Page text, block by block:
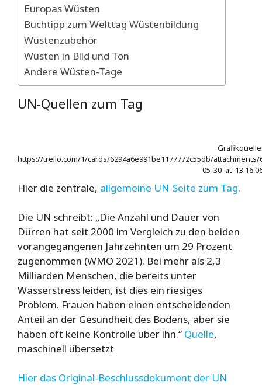
Europas Wüsten
Buchtipp zum Welttag Wüstenbildung
Wüstenzubehör
Wüsten in Bild und Ton
Andere Wüsten-Tage
UN-Quellen zum Tag
https://trello.com/1/cards/6294a6e991be1177772c55db/
05-
Hier die zentrale, allgemeine UN-Seite zum Tag.
Die UN schreibt: „Die Anzahl und Dauer von
Dürren hat seit 2000 im Vergleich zu den beiden
vorangegangenen Jahrzehnten um 29 Prozent
zugenommen (WMO 2021). Bei mehr als 2,3
Milliarden Menschen, die bereits unter
Wasserstress leiden, ist dies ein riesiges
Problem. Frauen haben einen entscheidenden
Anteil an der Gesundheit des Bodens, aber sie
haben oft keine Kontrolle über ihn.“ Quelle,
maschinell übersetzt
Hier das Original-Beschlussdokument der UN